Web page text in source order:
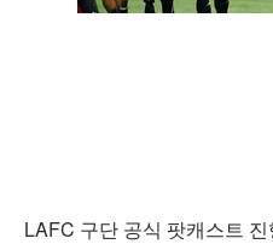
LAFC 구단 공식 팟캐스트